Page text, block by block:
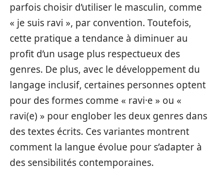
parfois choisir d’utiliser le masculin, comme
« je suis ravi », par convention. Toutefois,
cette pratique a tendance à diminuer au
profit d’un usage plus respectueux des
genres. De plus, avec le développement du
langage inclusif, certaines personnes optent
pour des formes comme « ravi·e » ou «
ravi(e) » pour englober les deux genres dans
des textes écrits. Ces variantes montrent
comment la langue évolue pour s’adapter à
des sensibilités contemporaines.